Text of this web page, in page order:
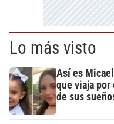
Lo más visto
Así es
que viaja
de sus